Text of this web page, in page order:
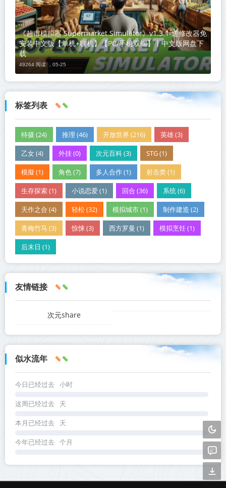
《超市模拟器 Supermarket Simulator》v1.3.1-送修改器免
安装中文版【单机+联机】【PC/手机双端】丨中文版网盘下
载
49264 阅读 ， 05-25
标签列表
特摄 (24) 推理 (46) 开放世界 (216) 英雄 (3)
乙女 (4) 外挂 (0) 次元百科 (3) STG (1)
模擬 (1) 角色 (7) 多人合作 (1) 射击类 (1)
生存探索 (1) 小说恋爱 (1) 回合 (36) 系统 (6)
天作之合 (4) 轻松 (32) 模拟城市 (1) 制作建造 (2)
青梅竹马 (3) 惊悚 (3) 西方罗曼 (1) 模拟烹饪 (1)
后末日 (1)
友情链接
次元share
似水流年
今日已经过去 小时
这周已经过去 天
本月已经过去 天
今年已经过去 个月